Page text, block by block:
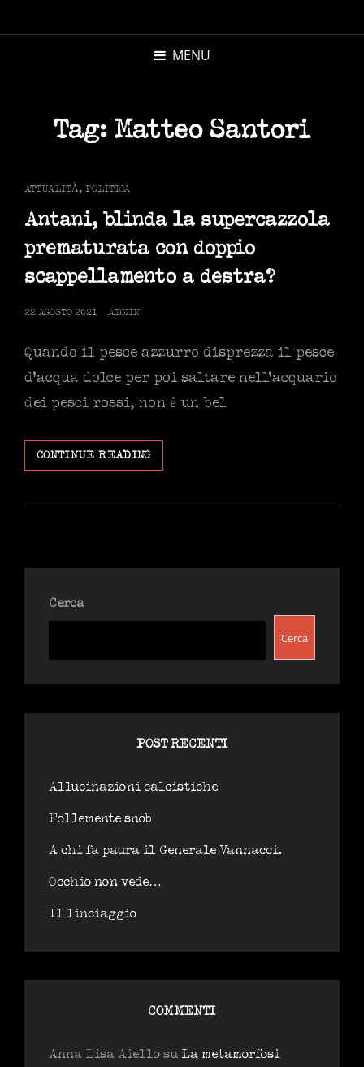
MENU
Tag: Matteo Santori
CAT
LINKS
ATTUALITÀ, POLITICA
Antani, blinda la supercazzola
prematurata con doppio
scappellamento a destra?
POSTED
22 AGOSTO 2021 ADMIN
Quando il pesce azzurro disprezza il pesce
d’acqua dolce per poi saltare nell’acquario
dei pesci rossi, non è un bel
CONTINUE READINGANTANI,
BLINDA
SUPERCAZZOLA
Cerca
Cerca
POST RECENTI
Allucinazioni calcistiche
Follemente snob
A chi fa paura il Generale Vannacci.
Occhio non vede…
Il linciaggio
COMMENTI
Anna Lisa Aiello su La metamorfosi